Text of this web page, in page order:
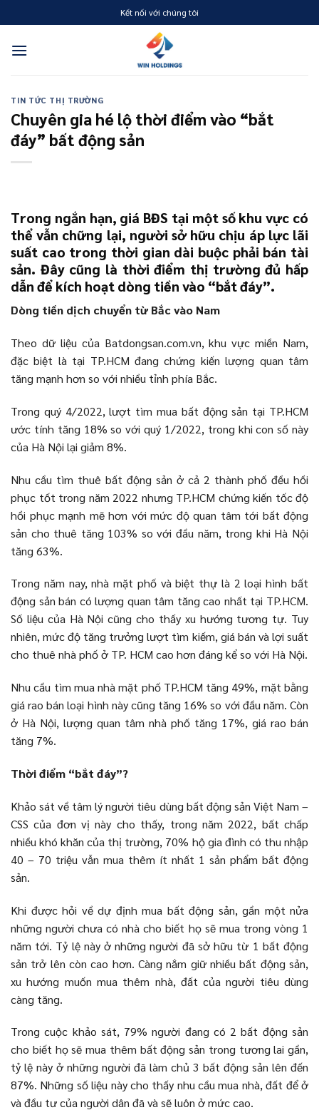
to
content
Kết nối với chúng tôi
TIN TỨC THỊ TRƯỜNG
Chuyên gia hé lộ thời điểm vào “bắt
đáy” bất động sản
Trong ngắn hạn, giá BĐS tại một số khu vực có
thể vẫn chững lại, người sở hữu chịu áp lực lãi
suất cao trong thời gian dài buộc phải bán tài
sản. Đây cũng là thời điểm thị trường đủ hấp
dẫn để kích hoạt dòng tiền vào “bắt đáy”.
Dòng tiền dịch chuyển từ Bắc vào Nam
Theo dữ liệu của Batdongsan.com.vn, khu vực miền Nam,
đặc biệt là tại TP.HCM đang chứng kiến lượng quan tâm
tăng mạnh hơn so với nhiều tỉnh phía Bắc.
Trong quý 4/2022, lượt tìm mua bất động sản tại TP.HCM
ước tính tăng 18% so với quý 1/2022, trong khi con số này
của Hà Nội lại giảm 8%.
Nhu cầu tìm thuê bất động sản ở cả 2 thành phố đều hồi
phục tốt trong năm 2022 nhưng TP.HCM chứng kiến tốc độ
hồi phục mạnh mẽ hơn với mức độ quan tâm tới bất động
sản cho thuê tăng 103% so với đầu năm, trong khi Hà Nội
tăng 63%.
Trong năm nay, nhà mặt phố và biệt thự là 2 loại hình bất
động sản bán có lượng quan tâm tăng cao nhất tại TP.HCM.
Số liệu của Hà Nội cũng cho thấy xu hướng tương tự. Tuy
nhiên, mức độ tăng trưởng lượt tìm kiếm, giá bán và lợi suất
cho thuê nhà phố ở TP. HCM cao hơn đáng kể so với Hà Nội.
Nhu cầu tìm mua nhà mặt phố TP.HCM tăng 49%, mặt bằng
giá rao bán loại hình này cũng tăng 16% so với đầu năm. Còn
ở Hà Nội, lượng quan tâm nhà phố tăng 17%, giá rao bán
tăng 7%.
Thời điểm “bắt đáy”?
Khảo sát về tâm lý người tiêu dùng bất động sản Việt Nam –
CSS của đơn vị này cho thấy, trong năm 2022, bất chấp
nhiều khó khăn của thị trường, 70% hộ gia đình có thu nhập
40 – 70 triệu vẫn mua thêm ít nhất 1 sản phẩm bất động
sản.
Khi được hỏi về dự định mua bất động sản, gần một nửa
những người chưa có nhà cho biết họ sẽ mua trong vòng 1
năm tới. Tỷ lệ này ở những người đã sở hữu từ 1 bất động
sản trở lên còn cao hơn. Càng nắm giữ nhiều bất động sản,
xu hướng muốn mua thêm nhà, đất của người tiêu dùng
càng tăng.
Trong cuộc khảo sát, 79% người đang có 2 bất động sản
cho biết họ sẽ mua thêm bất động sản trong tương lai gần,
tỷ lệ này ở những người đã làm chủ 3 bất động sản lên đến
87%. Những số liệu này cho thấy nhu cầu mua nhà, đất để ở
và đầu tư của người dân đã và sẽ luôn ở mức cao.